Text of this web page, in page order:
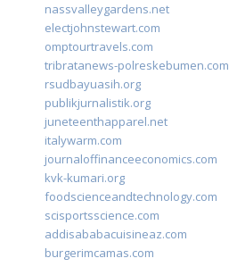
nassvalleygardens.net
electjohnstewart.com
omptourtravels.com
tribratanews-polreskebumen.com
rsudbayuasih.org
publikjurnalistik.org
juneteenthapparel.net
italywarm.com
journaloffinanceeconomics.com
kvk-kumari.org
foodscienceandtechnology.com
scisportsscience.com
addisababacuisineaz.com
burgerimcamas.com